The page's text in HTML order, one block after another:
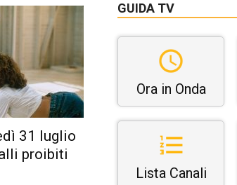
31 luglio
proibiti
GUIDA TV
Ora in Onda
Lista Canali